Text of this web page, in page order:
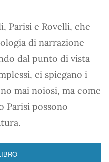
Parisi e Rovelli, che
di narrazione
dal punto di vista
ci spiegano i
mai noiosi, ma come
Parisi possono